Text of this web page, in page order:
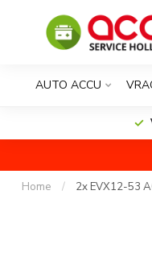
AUTO ACCU
Home / 2x EVX12-53